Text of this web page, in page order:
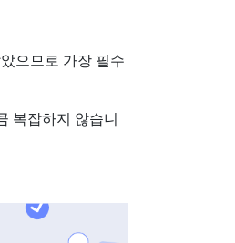
으므로 가장 필수
복잡하지 않습니